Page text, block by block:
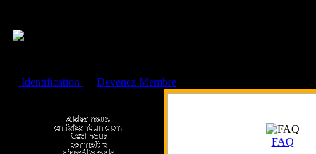
Identification
Devenez Membre
FAQ